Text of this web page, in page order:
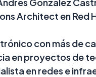
Architect en Red
con más de
en proyectos de
en redes e